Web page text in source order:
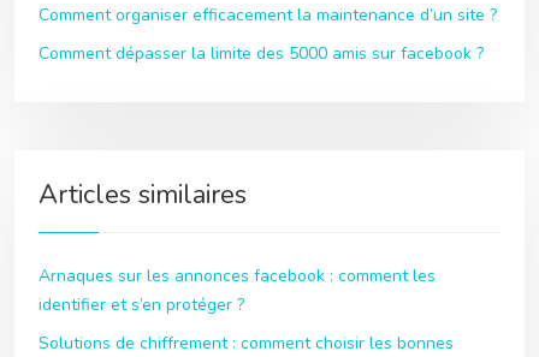
Comment organiser efficacement la maintenance d’un site ?
Comment dépasser la limite des 5000 amis sur facebook ?
Articles similaires
Arnaques sur les annonces facebook : comment les
identifier et s’en protéger ?
Solutions de chiffrement : comment choisir les bonnes